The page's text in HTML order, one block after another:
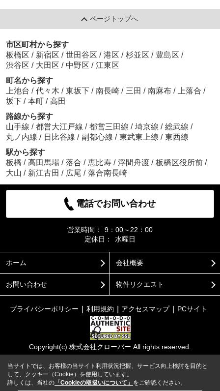
ページトップへ
市区町村から探す
板橋区 / 新宿区 / 世田谷区 / 港区 / 杉並区 / 豊島区 /
渋谷区 / 大田区 / 中野区 / 江東区
町名から探す
上池台 / 代々木 / 東坂下 / 南長崎 / 三田 / 南麻布 / 上落合 /
坂下 / 本町 / 高田
路線から探す
山手線 / 都営大江戸線 / 都営三田線 / 埼京線 / 総武線 /
丸ノ内線 / 日比谷線 / 副都心線 / 東武東上線 / 東西線
駅から探す
板橋 / 高田馬場 / 落合 / 恵比寿 / 浮間舟渡 / 板橋区役所前 /
大山 / 新江古田 / 広尾 / 落合南長崎
電話でお問い合わせ
営業時間：
9：00～22：00
定休日：
水曜日
ホーム 会社概要
お問い合わせ 物件リクエスト
プライバシーポリシー 利用規約 アクセスマップ PCサイト
Copyright(c) 株式会社クローバー All rights reserved.
当サイトでは、お客様の当サイト利用状況把握、サービス向上検討を目的と
して、クッキー（Cookie）を使用しています。
詳しくは、当社の 「Cookieの取扱いについて」 をご確認ください。